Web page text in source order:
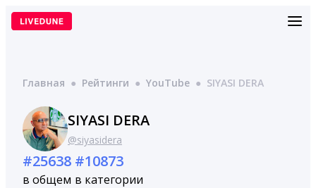
Перейти
Главная ● Рейтинги ● YouTube ● SIYASI DERA
SIYASI DERA
@siyasidera
#25638
в общем
#10873
в категории